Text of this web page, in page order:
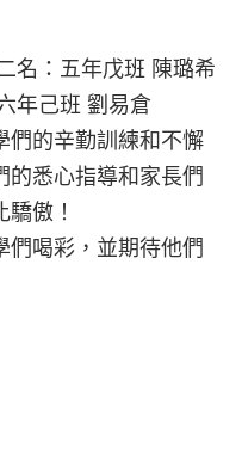
名：五年戊班 陳璐希
年己班 劉易倉
們的辛勤訓練和不懈
的悉心指導和家長們
傲！
們喝彩，並期待他們